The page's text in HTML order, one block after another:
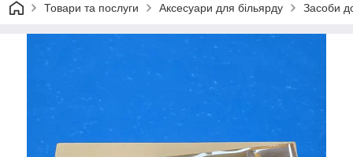
Товари та послуги Аксесуари для більярду Засоби